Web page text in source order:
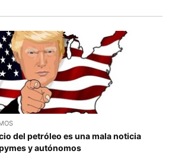
del petróleo es una mala noticia
y autónomos